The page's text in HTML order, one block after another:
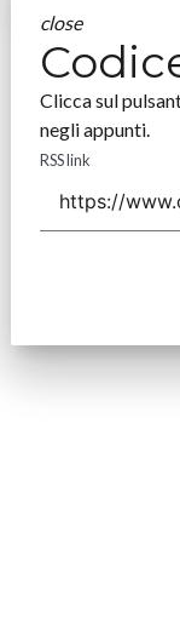
close
Clicca sul
negli appunti.
RSS link